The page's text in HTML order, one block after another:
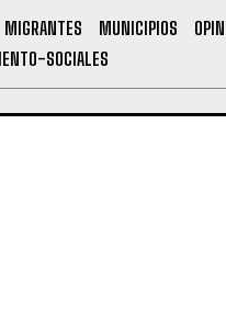
MIGRANTES MUNICIPIOS
SOCIALES